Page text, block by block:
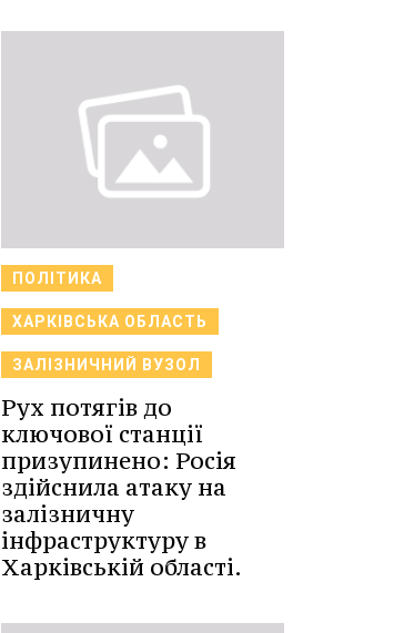
ПОЛІТИКА
ХАРКІВСЬКА ОБЛАСТЬ
ЗАЛІЗНИЧНИЙ ВУЗОЛ
Рух потягів до
ключової станції
призупинено: Росія
здійснила атаку на
залізничну
інфраструктуру в
Харківській області.